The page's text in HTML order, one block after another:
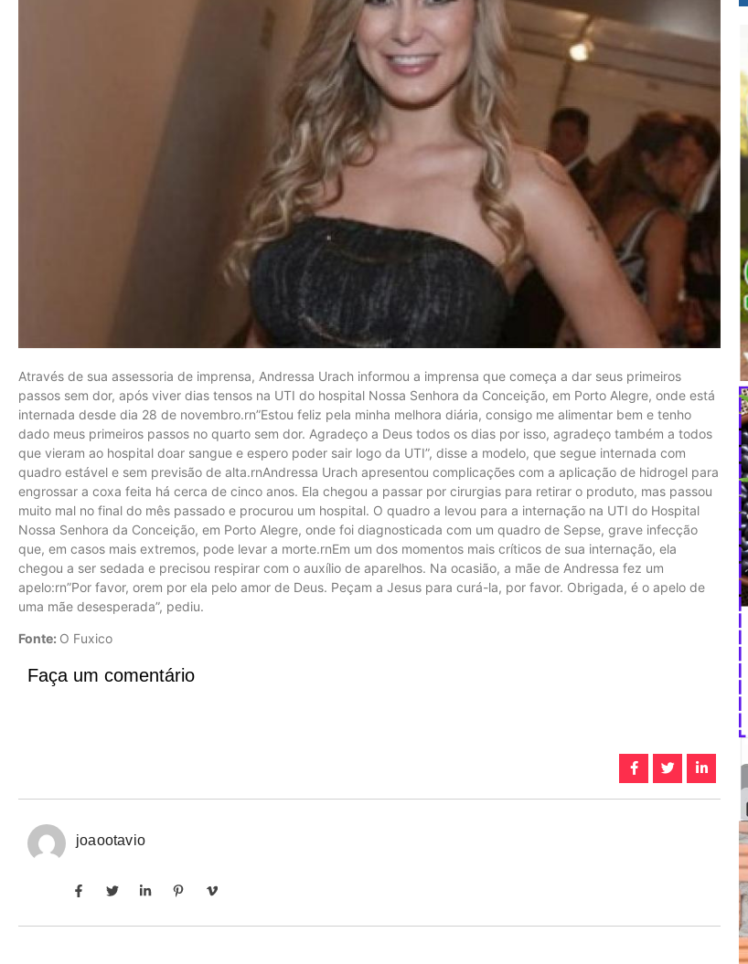
Através de sua assessoria de imprensa, Andressa Urach informou a imprensa que começa a dar seus primeiros
passos sem dor, após viver dias tensos na UTI do hospital Nossa Senhora da Conceição, em Porto Alegre, onde está
internada desde dia 28 de novembro.rn”Estou feliz pela minha melhora diária, consigo me alimentar bem e tenho
dado meus primeiros passos no quarto sem dor. Agradeço a Deus todos os dias por isso, agradeço também a todos
que vieram ao hospital doar sangue e espero poder sair logo da UTI”, disse a modelo, que segue internada com
quadro estável e sem previsão de alta.rnAndressa Urach apresentou complicações com a aplicação de hidrogel para
engrossar a coxa feita há cerca de cinco anos. Ela chegou a passar por cirurgias para retirar o produto, mas passou
muito mal no final do mês passado e procurou um hospital. O quadro a levou para a internação na UTI do Hospital
Nossa Senhora da Conceição, em Porto Alegre, onde foi diagnosticada com um quadro de Sepse, grave infecção
que, em casos mais extremos, pode levar a morte.rnEm um dos momentos mais críticos de sua internação, ela
chegou a ser sedada e precisou respirar com o auxílio de aparelhos. Na ocasião, a mãe de Andressa fez um
apelo:rn”Por favor, orem por ela pelo amor de Deus. Peçam a Jesus para curá-la, por favor. Obrigada, é o apelo de
uma mãe desesperada”, pediu.
Fonte: O Fuxico
Faça um comentário
joaootavio